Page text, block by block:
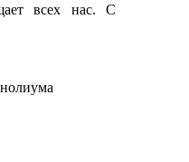
всех нас. С